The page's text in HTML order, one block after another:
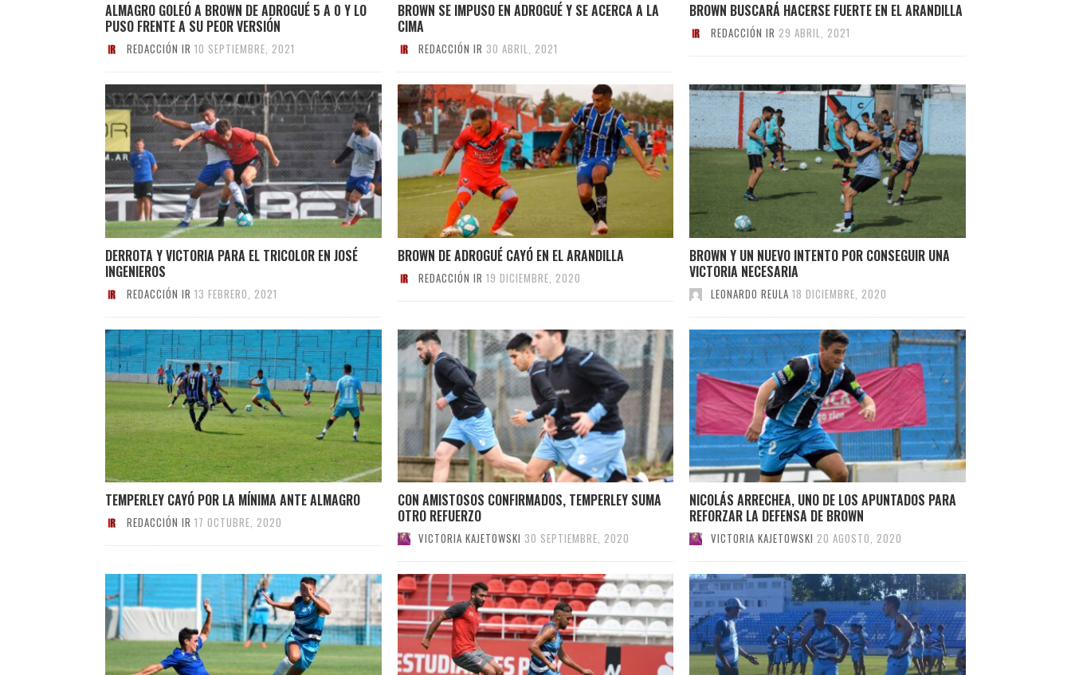
ALMAGRO GOLEÓ A BROWN DE ADROGUÉ 5 A 0 Y LO
PUSO FRENTE A SU PEOR VERSIÓN
REDACCIÓN IR 10 SEPTIEMBRE, 2021
BROWN SE IMPUSO EN ADROGUÉ Y SE ACERCA A LA
CIMA
REDACCIÓN IR 30 ABRIL, 2021
BROWN BUSCARÁ HACERSE FUERTE EN EL ARANDILLA
REDACCIÓN IR 29 ABRIL, 2021
DERROTA Y VICTORIA PARA EL TRICOLOR EN JOSÉ
INGENIEROS
REDACCIÓN IR 13 FEBRERO, 2021
BROWN DE ADROGUÉ CAYÓ EN EL ARANDILLA
REDACCIÓN IR 19 DICIEMBRE, 2020
BROWN Y UN NUEVO INTENTO POR CONSEGUIR UNA
VICTORIA NECESARIA
LEONARDO REULA 18 DICIEMBRE, 2020
TEMPERLEY CAYÓ POR LA MÍNIMA ANTE ALMAGRO
REDACCIÓN IR 17 OCTUBRE, 2020
CON AMISTOSOS CONFIRMADOS, TEMPERLEY SUMA
OTRO REFUERZO
VICTORIA KAJETOWSKI 30 SEPTIEMBRE, 2020
NICOLÁS ARRECHEA, UNO DE LOS APUNTADOS PARA
REFORZAR LA DEFENSA DE BROWN
VICTORIA KAJETOWSKI 20 AGOSTO, 2020